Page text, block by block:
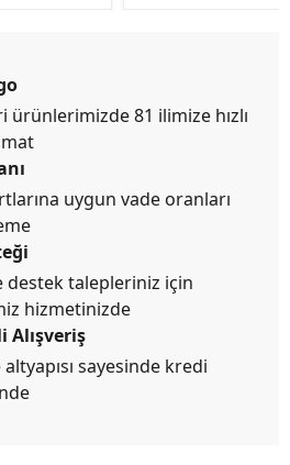
ürünlerimizde 81 ilimize hızlı
uygun vade oranları
destek talepleriniz için
hizmetinizde
Alışveriş
sayesinde kredi